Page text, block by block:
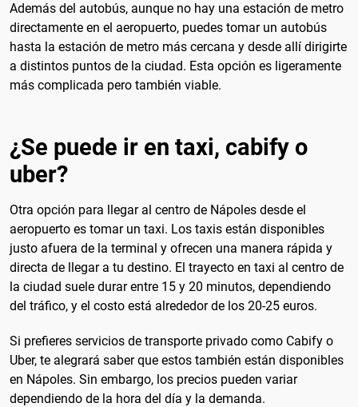
Además del autobús, aunque no hay una estación de metro
directamente en el aeropuerto, puedes tomar un autobús
hasta la estación de metro más cercana y desde allí dirigirte
a distintos puntos de la ciudad. Esta opción es ligeramente
más complicada pero también viable.
¿Se puede ir en taxi, cabify o
uber?
Otra opción para llegar al centro de Nápoles desde el
aeropuerto es tomar un taxi. Los taxis están disponibles
justo afuera de la terminal y ofrecen una manera rápida y
directa de llegar a tu destino. El trayecto en taxi al centro de
la ciudad suele durar entre 15 y 20 minutos, dependiendo
del tráfico, y el costo está alrededor de los 20-25 euros.
Si prefieres servicios de transporte privado como Cabify o
Uber, te alegrará saber que estos también están disponibles
en Nápoles. Sin embargo, los precios pueden variar
dependiendo de la hora del día y la demanda.